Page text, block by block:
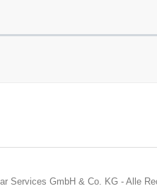
Services GmbH & Co. KG - Alle